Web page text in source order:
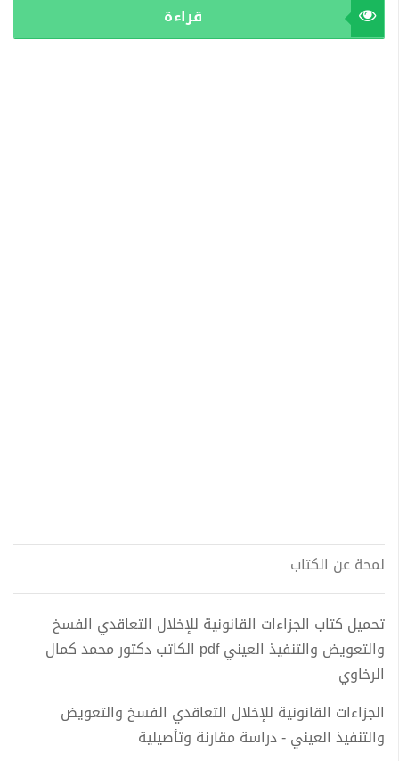
قراءة
لمحة عن الكتاب
تحميل كتاب الجزاءات القانونية للإخلال التعاقدي الفسخ
والتعويض والتنفيذ العيني pdf الكاتب دكتور محمد كمال
الرخاوي
الجزاءات القانونية للإخلال التعاقدي الفسخ والتعويض
والتنفيذ العيني - دراسة مقارنة وتأصيلية